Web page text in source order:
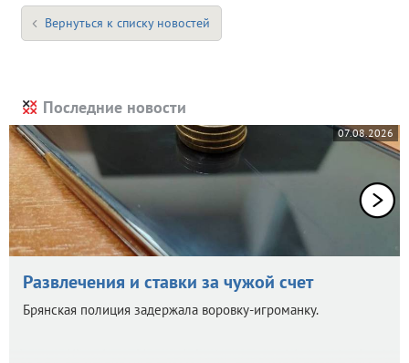
Вернуться к списку новостей
Последние новости
07.08.2026
Развлечения и ставки за чужой счет
Брянская полиция задержала воровку-игроманку.